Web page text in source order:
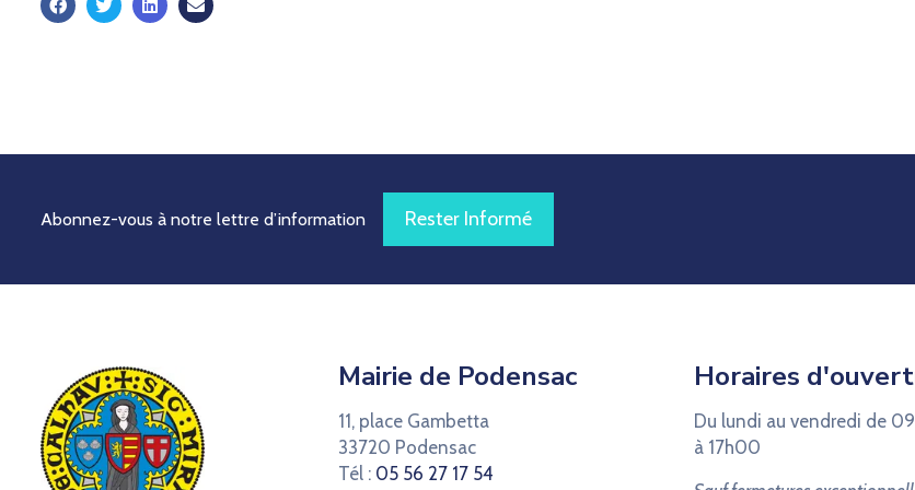
Abonnez-vous à notre lettre d’information Rester Informé
Mairie de Podensac
11, place Gambetta
33720 Podensac
Tél : 05 56 27 17 54
Horaires
Du lundi au vendredi de
à 17h00